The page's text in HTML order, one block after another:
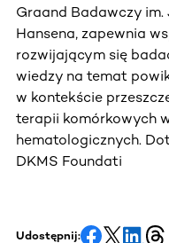
Graand Badawczy im.
Hansena, zapewnia
rozwijającym się
wiedzy na temat
w kontekście
terapii komórkowych
hematologicznych.
DKMS Foundati
Udostępnij: